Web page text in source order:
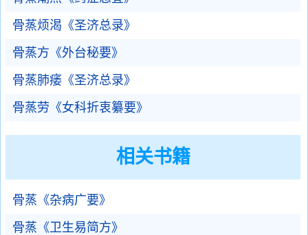
骨蒸烦渴《圣济总录》
骨蒸方《外台秘要》
骨蒸肺痿《圣济总录》
骨蒸劳《女科折衷纂要》
相关书籍
骨蒸《杂病广要》
骨蒸《卫生易简方》